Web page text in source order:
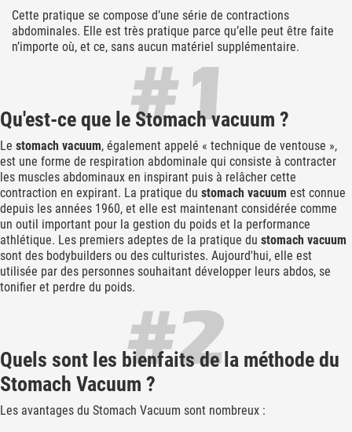
Cette pratique se compose d’une série de contractions
abdominales. Elle est très pratique parce qu’elle peut être faite
n’importe où, et ce, sans aucun matériel supplémentaire.
Qu'est-ce que le Stomach vacuum ?
Le stomach vacuum, également appelé « technique de ventouse »,
est une forme de respiration abdominale qui consiste à contracter
les muscles abdominaux en inspirant puis à relâcher cette
contraction en expirant. La pratique du stomach vacuum est connue
depuis les années 1960, et elle est maintenant considérée comme
un outil important pour la gestion du poids et la performance
athlétique. Les premiers adeptes de la pratique du stomach vacuum
sont des bodybuilders ou des culturistes. Aujourd'hui, elle est
utilisée par des personnes souhaitant développer leurs abdos, se
tonifier et perdre du poids.
Quels sont les bienfaits de la méthode du
Stomach Vacuum ?
Les avantages du Stomach Vacuum sont nombreux :